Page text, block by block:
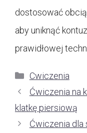
dostosować
aby uniknąć
prawidłowej
Kategorie
Cwiczenia
Ćwiczenia na
klatkę piersiową
Ćwiczenia dla